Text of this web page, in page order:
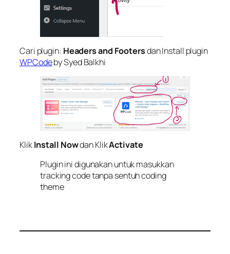
Cari plugin: Headers and Footersdan Install plugin
WPCodeby Syed Balkhi
KlikInstall Nowdan KlikActivate
Plugin ini digunakan untuk masukkan
tracking code tanpa sentuh coding
theme